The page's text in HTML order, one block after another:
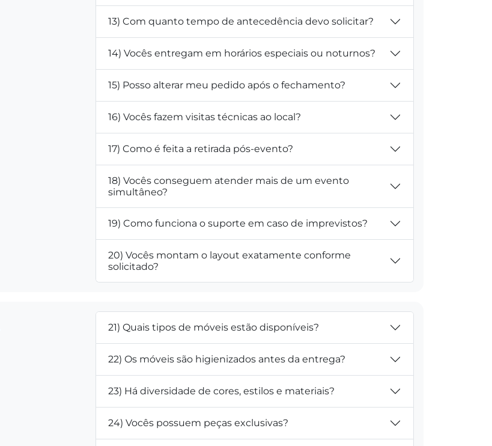
13) Com quanto tempo de antecedência devo solicitar?
14) Vocês entregam em horários especiais ou noturnos?
15) Posso alterar meu pedido após o fechamento?
16) Vocês fazem visitas técnicas ao local?
17) Como é feita a retirada pós-evento?
18) Vocês conseguem atender mais de um evento
simultâneo?
19) Como funciona o suporte em caso de imprevistos?
20) Vocês montam o layout exatamente conforme
solicitado?
21) Quais tipos de móveis estão disponíveis?
22) Os móveis são higienizados antes da entrega?
23) Há diversidade de cores, estilos e materiais?
24) Vocês possuem peças exclusivas?